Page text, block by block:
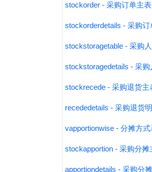
stockorder - 采购订单主表
stockorderdetails - 采购
stockstoragetable - 采购
stockstoragedetails - 采
stockrecede - 采购退货主
recededetails - 采购退货
vapportionwise - 分摊方式
stockapportion - 采购分摊
apportiondetails - 采购分